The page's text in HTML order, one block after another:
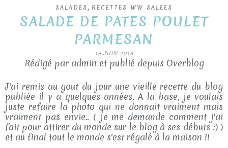
SALADES , RECETTES WW SALEES
SALADE DE PATES POULET
PARMESAN
19 JUIN 2019
Rédigé par admin et publié depuis Overblog
J'ai remis au gout du jour une vieille recette du blog
publiée il y a quelques années. A la base, je voulais
juste refaire la photo qui ne donnait vraiment mais
vraiment pas envie.. ( je me demande comment j'ai
fait pour attirer du monde sur le blog à ses débuts :) )
et au final tout le monde s'est régalé à la maison !!